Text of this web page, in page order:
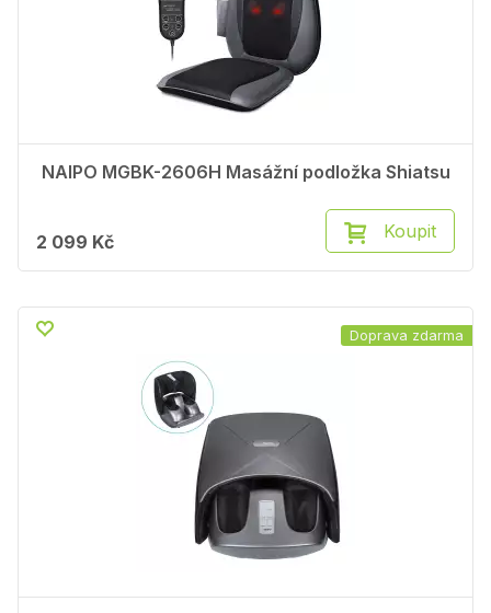
NAIPO MGBK-2606H Masážní podložka Shiatsu
2 099 Kč Koupit
Doprava zdarma